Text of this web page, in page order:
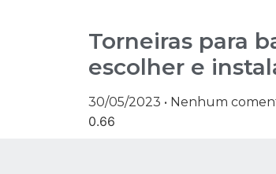
Torneiras para
escolher e
30/05/2023 Nenhum